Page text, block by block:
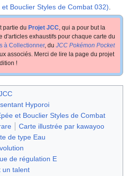
Bouclier Styles de Combat 032).
partie du Projet JCC, qui a pour but la
d'articles exhaustifs pour chaque carte du
à Collectionner, du JCC Pokémon Pocket
associés. Merci de lire la page du projet
!
Hyporoi
et Bouclier Styles de Combat
Carte illustrée par kawayoo
de type Eau
de régulation E
un talent